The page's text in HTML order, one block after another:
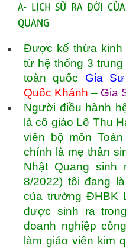
A- LỊCH SỬ RA ĐỜI
QUANG
Được kế thừa kinh
từ hệ thống 3
toàn quốc Gia
Quốc Khánh – Gia
Người điều hành
là cô giáo Lê Thu
viên bộ môn
chính là mẹ thân
Nhật Quang sinh
8/2022) tôi đang
của trường ĐHBK
được sinh ra
doanh nghiệp
làm giáo viên kim